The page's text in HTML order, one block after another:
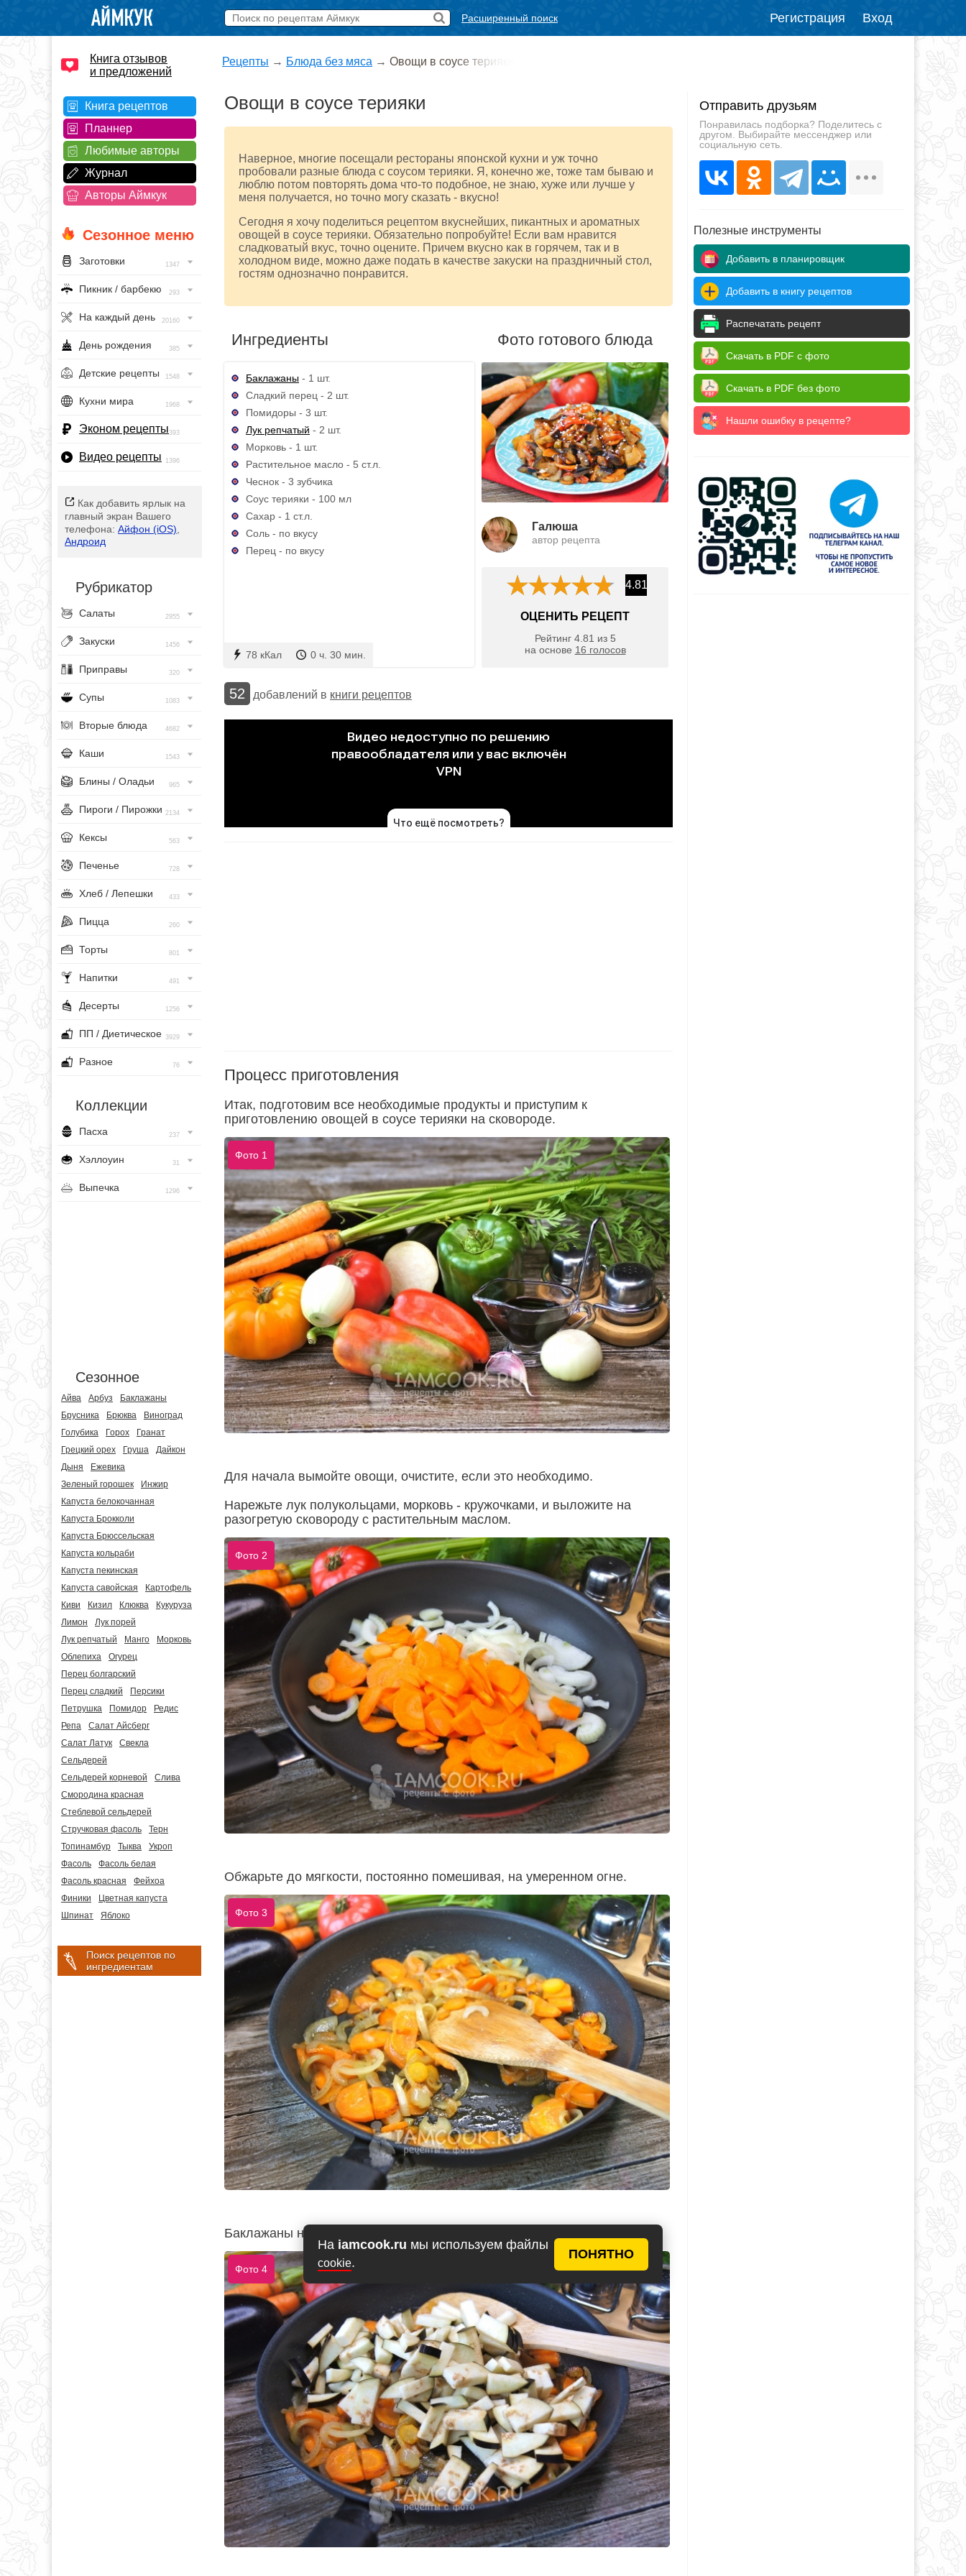
На iamcook.ru мы используем файлы
cookie.
ПОНЯТНО
Расширенный поиск Регистрация Вход
Книга отзывов
и предложений
Книга рецептов
Планнер
Любимые авторы
Журнал
Авторы Аймкук
Сезонное меню
Заготовки 1347
Пикник / барбекю 293
На каждый день 20160
День рождения 385
Детские рецепты 1548
Кухни мира 1968
Эконом рецепты393
Видео рецепты 1396
Как добавить ярлык на
главный экран Вашего
телефона: Айфон (iOS)
Андроид
Рубрикатор
Салаты 2955
Закуски 1456
Приправы 320
Супы 1083
Вторые блюда 4682
Каши 1543
Блины / Оладьи 965
Пироги / Пирожки 2134
Кексы 563
Печенье 728
Хлеб / Лепешки 433
Пицца 260
Торты 801
Напитки 491
Десерты 1256
ПП / Диетическое 3929
Разное 76
Коллекции
Пасха 237
Хэллоуин 31
Выпечка 1296
Сезонное
Айва Арбуз
Баклажаны
Брусника
Брюква
Виноград
Голубика
Горох
Гранат
Грецкий орех
Груша
Дайкон
Дыня
Ежевика
Зеленый горошек
Инжир
Капуста белокочанная
Капуста Брокколи
Капуста Брюссельская
Капуста кольраби
Капуста пекинская
Капуста савойская
Картофель
Киви
Кизил Клюква
Кукуруза
Лимон
Лук порей
Лук репчатый
Манго
Морковь
Облепиха
Огурец
Перец болгарский
Перец сладкий
Персики
Петрушка
Помидор
Редис
Репа
Салат Айсберг
Салат Латук
Свекла
Сельдерей
Сельдерей корневой
Слива
Смородина красная
Стеблевой сельдерей
Стручковая фасоль
Терн
Топинамбур
Тыква
Укроп
Фасоль
Фасоль белая
Фасоль красная
Фейхоа
Финики
Цветная капуста
Шпинат
Яблоко
Поиск рецептов по
ингредиентам
Рецепты → Блюда без мяса → Овощи в соусе терияки
Овощи в соусе терияки
Наверное, многие посещали рестораны японской кухни и уж точно
пробовали разные блюда с соусом терияки. Я, конечно же, тоже там бываю и
люблю потом повторять дома что-то подобное, не знаю, хуже или лучше у
меня получается, но точно могу сказать - вкусно!
Сегодня я хочу поделиться рецептом вкуснейших, пикантных и ароматных
овощей в соусе терияки. Обязательно попробуйте! Если вам нравится
сладковатый вкус, точно оцените. Причем вкусно как в горячем, так и в
холодном виде, можно даже подать в качестве закуски на праздничный стол,
гостям однозначно понравится.
Ингредиенты
Баклажаны - 1 шт.
Сладкий перец - 2 шт.
Помидоры - 3 шт.
Лук репчатый - 2 шт.
Морковь - 1 шт.
Растительное масло - 5 ст.л.
Чеснок - 3 зубчика
Соус терияки - 100 мл
Сахар - 1 ст.л.
Соль - по вкусу
Перец - по вкусу
78 кКал 0 ч. 30 мин.
Фото готового блюда
Галюша
автор рецепта
4.81
ОЦЕНИТЬ РЕЦЕПТ
Рейтинг 4.81 из 5
на основе 16 голосов
52 добавлений в книги рецептов
Процесс приготовления
Итак, подготовим все необходимые продукты и приступим к
приготовлению овощей в соусе терияки на сковороде.
Фото 1
Для начала вымойте овощи, очистите, если это необходимо.
Нарежьте лук полукольцами, морковь - кружочками, и выложите на
разогретую сковороду с растительным маслом.
Фото 2
Обжарьте до мягкости, постоянно помешивая, на умеренном огне.
Фото 3
Баклажаны нарежьте на небольшие кусочки.
Фото 4
Отправить друзьям
Понравилась подборка? Поделитесь с
другом. Выбирайте мессенджер или
социальную сеть.
Полезные инструменты
Добавить в планировщик
Добавить в книгу рецептов
Распечатать рецепт
Скачать в PDF с фото
Скачать в PDF без фото
Нашли ошибку в рецепте?